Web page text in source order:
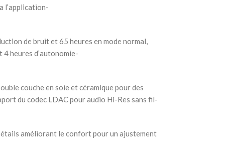
l’application-
de bruit et 65 heures en mode normal,
heures d’autonomie-
couche en soie et céramique pour des
du codec LDAC pour audio Hi-Res sans fil-
améliorant le confort pour un ajustement